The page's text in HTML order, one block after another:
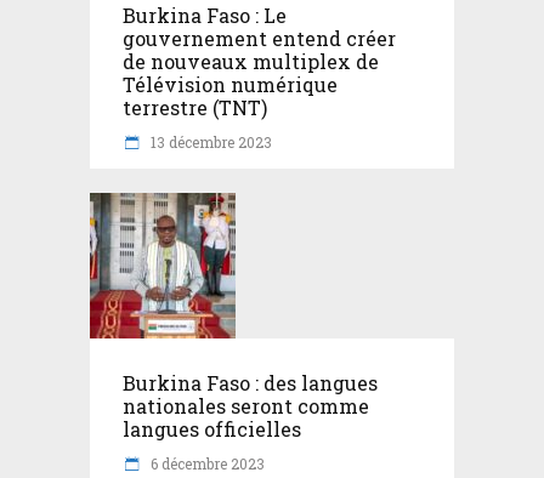
Burkina Faso : Le
gouvernement entend créer
de nouveaux multiplex de
Télévision numérique
terrestre (TNT)
13 décembre 2023
Burkina Faso : des langues
nationales seront comme
langues officielles
6 décembre 2023